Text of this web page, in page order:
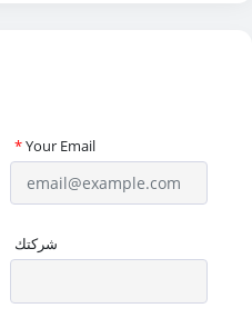
*Your Email
شركتك